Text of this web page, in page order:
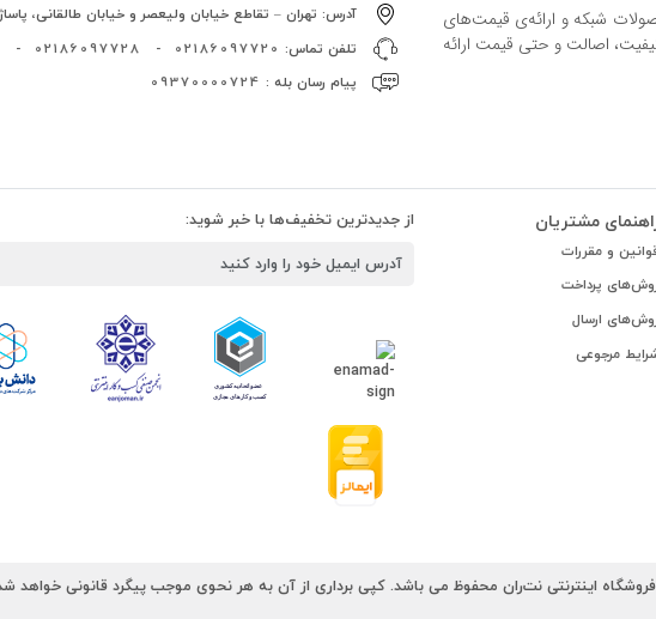
شبکه و ارائه‌ی قیمت‌های
اصالت و حتی قیمت ارائه
آدرس: تهران – تقاطع خیابان ولیعصر و خیابان طالقانی،
تلفن تماس: 02186097720
-
02186097728
-
پیام رسان بله : 09370000724
مشتریان
و مقررات
پرداخت
ارسال
مرجوعی
از جدیدترین تخفیف‌ها با خبر شوید:
اینترنتی نت‌ران محفوظ می باشد. کپی برداری از آن به هر نحوی موجب پیگرد قانونی خواهد